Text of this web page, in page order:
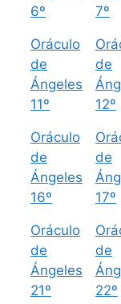
6º
7º
Oráculo
de
Ángeles
11º
de
12º
Oráculo
de
Ángeles
16º
de
17º
Oráculo
de
Ángeles
21º
de
22º